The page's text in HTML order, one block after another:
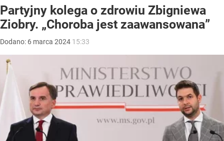
Partyjny kolega o zdrowiu Zbigniewa
Ziobry. „Choroba jest zaawansowana”
Dodano: 6 marca 2024 15:33